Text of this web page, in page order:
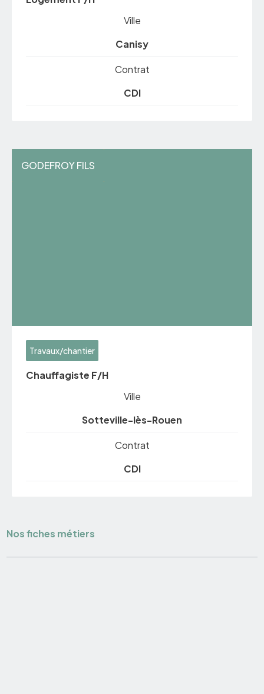
Ville
Canisy
Contrat
CDI
GODEFROY FILS
Travaux/chantier
Chauffagiste F/H
Ville
Sotteville-lès-Rouen
Contrat
CDI
Nos fiches métiers